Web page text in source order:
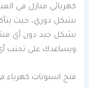
كهربائي منازل في
بشكل دوري، حيث
بشكل جيد دون أي
ويساعدك على تجنب
فتح اسبوتات كهرباء